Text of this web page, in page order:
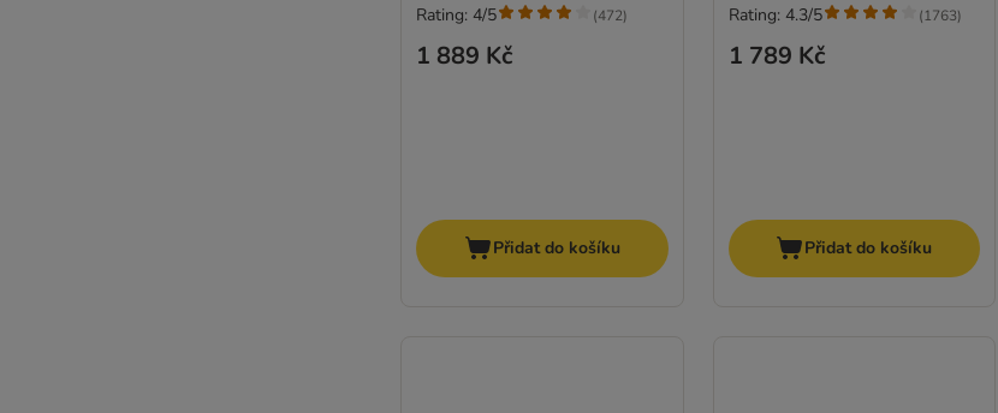
1 889 Kč
Rating: 4/5 (472)
Přidat do košíku
1 789 Kč
Rating: 4.3/5 (1763)
Přidat do košíku